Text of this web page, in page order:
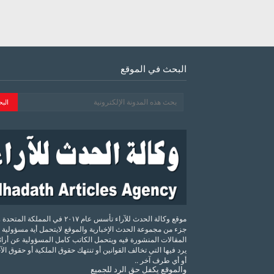
البحث في الموقع
موقع وكالة الحدث للآراء تأسس عام ٢٠١٧ في المملكة
جزء من مجموعة الحدث الإخبارية والموقع لايتحمل أية
المقالات المنشورة فيه ويتحمل الكاتب كامل المسؤولية عن
يرد فيها التي تخالف القوانين أو تنتهك حقوق الملكية أو حقوق
أو أي طرف آخر ..
والموقع يكفل حق الرد للجميع